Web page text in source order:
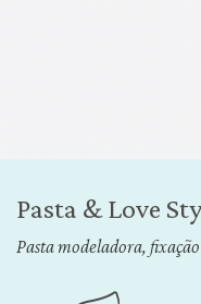
início
Pasta & Love
Pasta modeladora,